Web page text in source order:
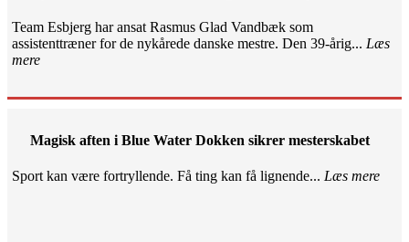
Team Esbjerg har ansat Rasmus Glad Vandbæk som
assistenttræner for de nykårede danske mestre. Den 39-årig... Læs
mere
Magisk aften i Blue Water Dokken sikrer mesterskabet
Sport kan være fortryllende. Få ting kan få lignende... Læs mere